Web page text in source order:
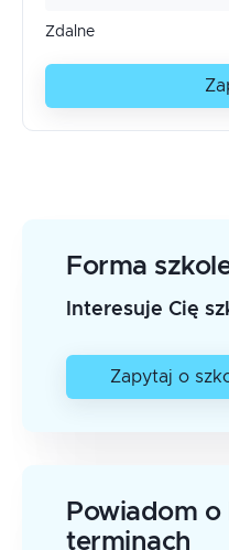
Zdalne
Forma
Interesuje Cię
Zapytaj o
Powiadom o
terminach